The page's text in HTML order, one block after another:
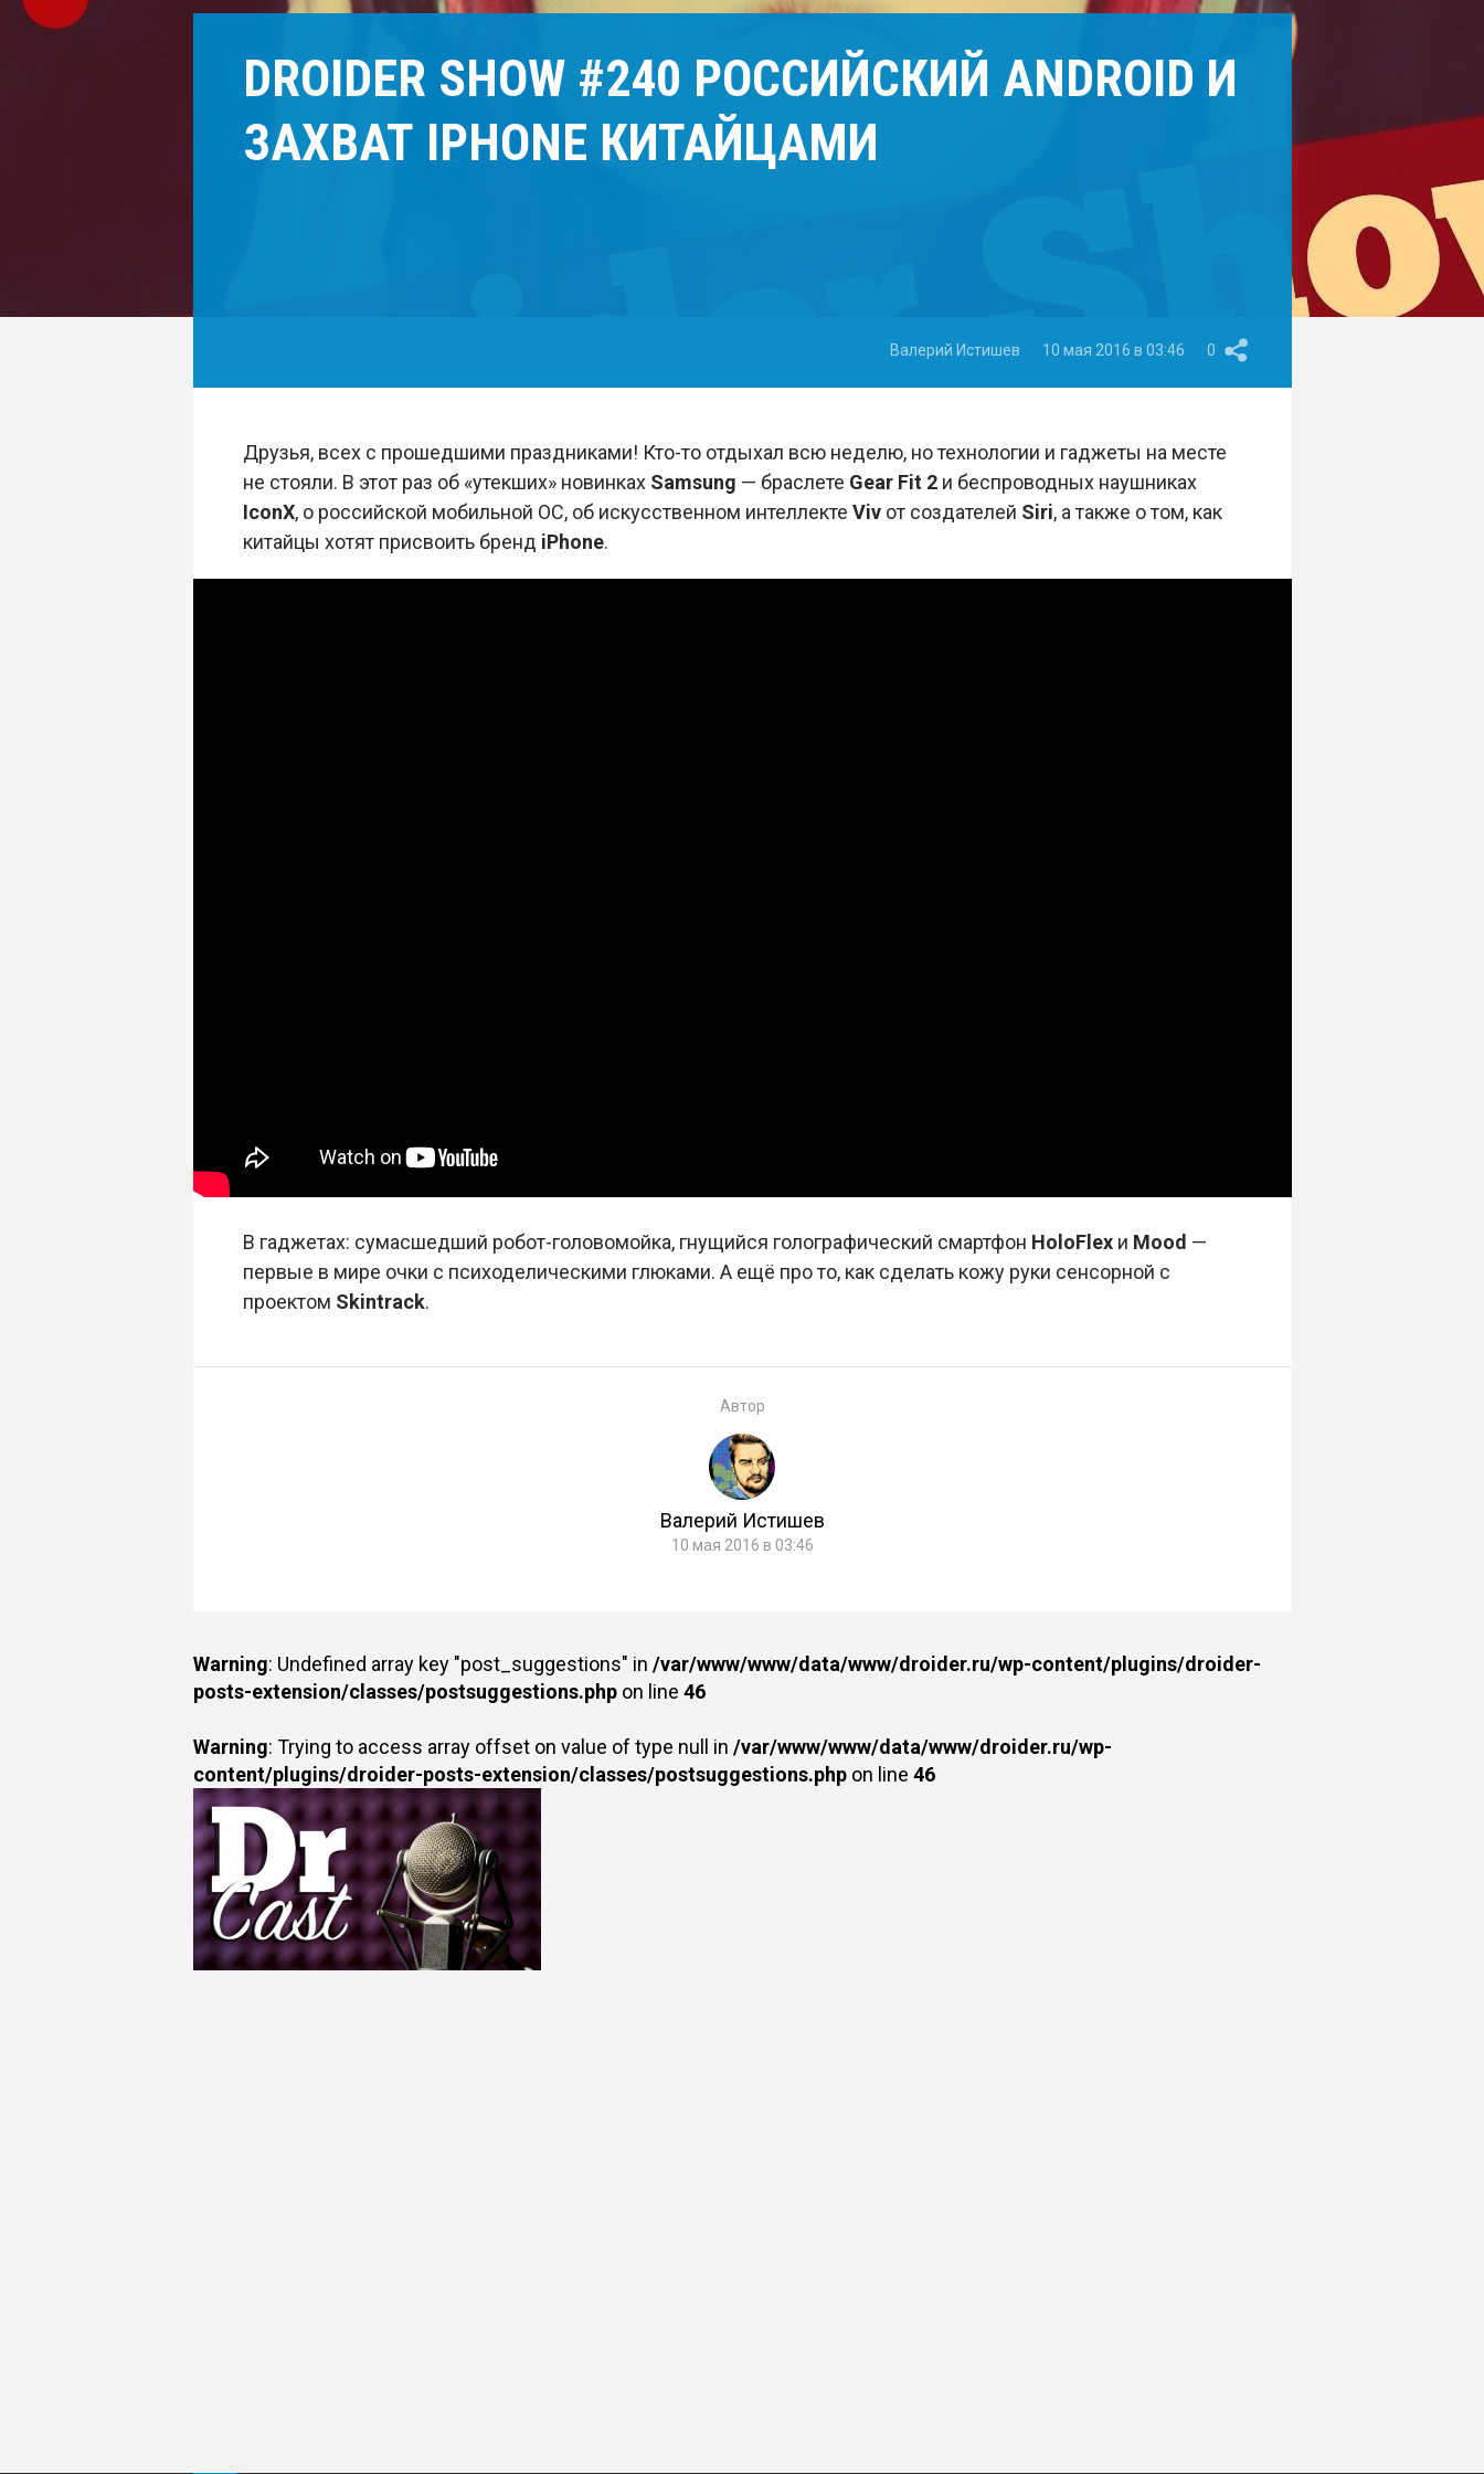
DROIDER SHOW #240 РОССИЙСКИЙ ANDROID И
ЗАХВАТ IPHONE КИТАЙЦАМИ
Валерий Истишев 10 мая 2016 в 03:46 0
Друзья, всех с прошедшими праздниками! Кто-то отдыхал всю неделю, но технологии и гаджеты на месте
не стояли. В этот раз об «утекших» новинкахSamsung — браслете Gear Fit 2и беспроводных наушниках
IconX, о российской мобильной ОС, об искусственном интеллекте Viv от создателей Siri, а также о том, как
китайцы хотят присвоить бренд iPhone.
В гаджетах: сумасшедший робот-головомойка, гнущийся голографический смартфон HoloFlex и Mood —
первые в мире очки с психоделическими глюками. А ещё про то, как сделать кожу руки сенсорной с
проектом Skintrack.
Автор
Валерий Истишев
10 мая 2016 в 03:46
Warning: Undefined array key "post_suggestions" in /var/www/www/data/www/droider.ru/wp-content/plugins/droider-
posts-extension/classes/postsuggestions.phpon line 46
Warning: Trying to access array offset on value of type null in /var/www/www/data/www/droider.ru/wp-
content/plugins/droider-posts-extension/classes/postsuggestions.phpon line 46